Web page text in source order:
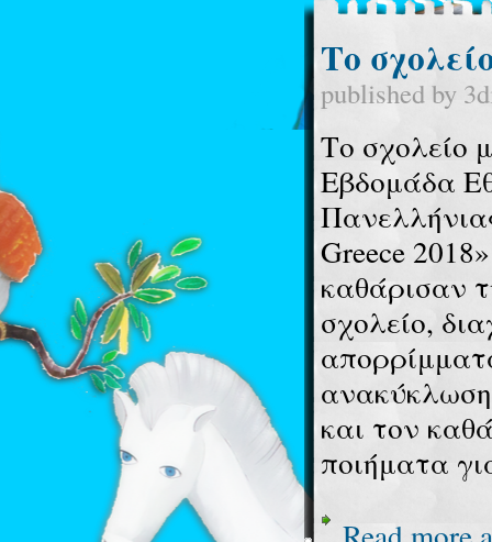
Το
published by
Το σχολείο
Εβδομάδα
Greece
καθάρισαν
σχολείο,
και τον
ποιήματα